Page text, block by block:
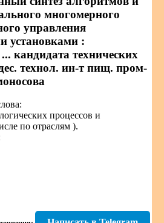
многомерного
управления
установками :
кандидата технических
технол. ин-т пищ. пром-
процессов и
по отраслям ).